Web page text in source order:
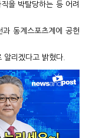
을 박탈당하는 등 어려
동계스포츠계에 공헌
알리겠다고 밝혔다.